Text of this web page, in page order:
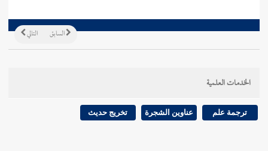
التالي السابق
الخدمات العلمية
ترجمة علم عناوين الشجرة تخريج حديث